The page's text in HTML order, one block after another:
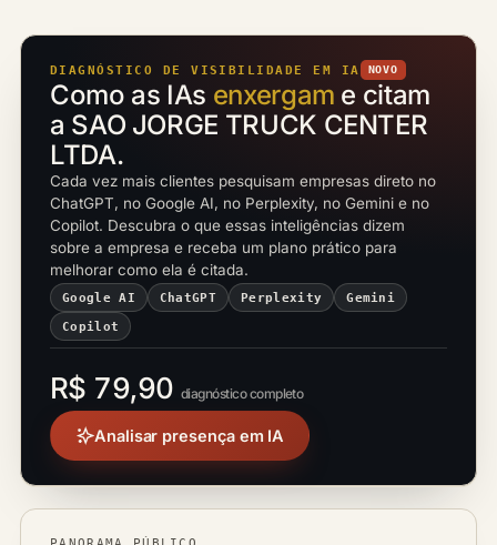
DIAGNÓSTICO DE VISIBILIDADE EM IA NOVO
Como as IAs enxergam e citam
a SAO JORGE TRUCK CENTER
LTDA.
Cada vez mais clientes pesquisam empresas direto no
ChatGPT, no Google AI, no Perplexity, no Gemini e no
Copilot. Descubra o que essas inteligências dizem
sobre a empresa e receba um plano prático para
melhorar como ela é citada.
Google AI ChatGPT Perplexity Gemini
Copilot
R$ 79,90 diagnóstico completo
Analisar presença em IA